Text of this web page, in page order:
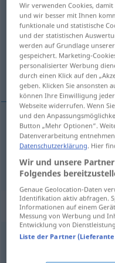
invocav/t
Übersicht aller
(Für mehr Details die
beschwören,
beschwören invoca
vorbringen invoca JUR
Synonyme
Wir verwenden Cookies,
und wir besser mit Ihnen
funktionale und statistische
und der statistischen
werden auf Grundlage
gespeichert. Marketing-
personalisierter Werbung
durch einen Klick auf den
geben. Klicken Sie ansonsten
können Ihre Einwilligung
Webseite widerrufen. Wenn
und den
Button „Mehr Optionen“.
Datenverarbeitung
Datenschutzerklärung. Hier
Wir und unsere
Folgendes
Genaue Geolocation-Daten
Identifikation aktiv abfragen.
Informationen auf einem
Messung von Werbung und
Entwicklung von
Liste der Partner